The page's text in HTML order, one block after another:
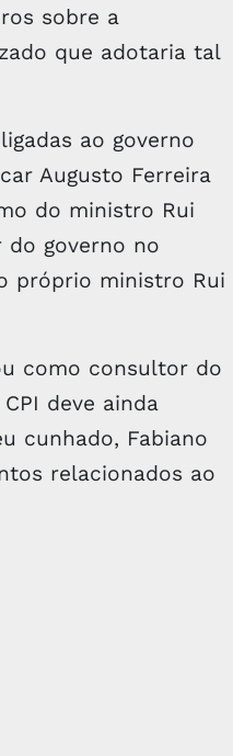
sobre a
que adotaria tal
ao governo
Augusto Ferreira
do ministro Rui
do governo no
próprio ministro Rui
como consultor do
deve ainda
cunhado, Fabiano
relacionados ao